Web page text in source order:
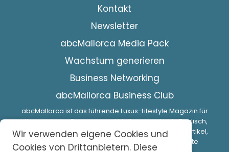
Kontakt
Newsletter
abcMallorca Media Pack
Wachstum generieren
Business Networking
abcMallorca Business Club
abcMallorca ist das führende Luxus-Lifestyle Magazin für
die spanische Baleareninsel Mallorca und ist in Englisch,
Spanisch und Deutsch veröffentlicht. Interessante Artikel,
Guides, professionelle Besprechungen, fabelhafte
Wir verwenden eigene Cookies und
Cookies von Drittanbietern. Diese